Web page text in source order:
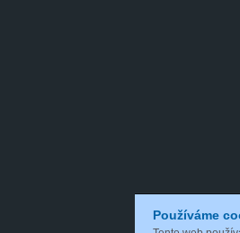
Používáme